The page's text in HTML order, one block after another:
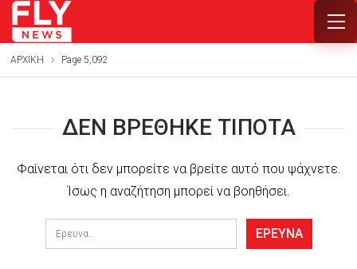
ΑΡΧΙΚΗ Page 5,092
ΔΕΝ ΒΡΈΘΗΚΕ ΤΊΠΟΤΑ
Φαίνεται ότι δεν μπορείτε να βρείτε αυτό που ψάχνετε.
Ίσως η αναζήτηση μπορεί να βοηθήσει.